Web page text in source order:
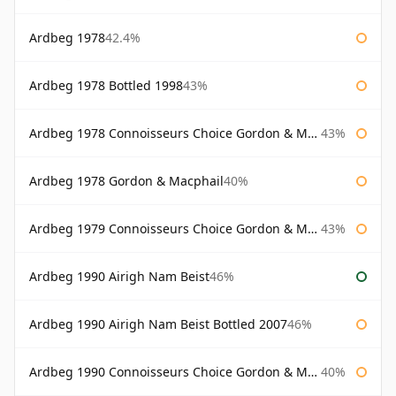
Ardbeg 197842.4%
Ardbeg 1978 Bottled 199843%
Ardbeg 1978 Connoisseurs Choice Gordon & Macphail 43%
Ardbeg 1978 Gordon & Macphail40%
Ardbeg 1979 Connoisseurs Choice Gordon & Macphail 43%
Ardbeg 1990 Airigh Nam Beist46%
Ardbeg 1990 Airigh Nam Beist Bottled 200746%
Ardbeg 1990 Connoisseurs Choice Gordon & Macphail 40%